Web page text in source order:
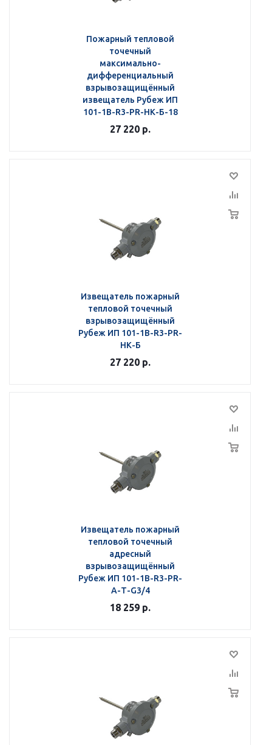
Пожарный тепловой
точечный
максимально-
дифференциальный
взрывозащищённый
извещатель Рубеж ИП
101-1В-R3-РR-НК-Б-18
27 220 р.
Извещатель пожарный
тепловой точечный
взрывозащищённый
Рубеж ИП 101-1В-R3-РR-
НК-Б
27 220 р.
Извещатель пожарный
тепловой точечный
адресный
взрывозащищённый
Рубеж ИП 101-1В-R3-РR-
А-Т-G3/4
18 259 р.